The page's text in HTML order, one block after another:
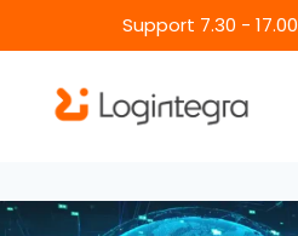
to
content
Support 7.30 - 17.00